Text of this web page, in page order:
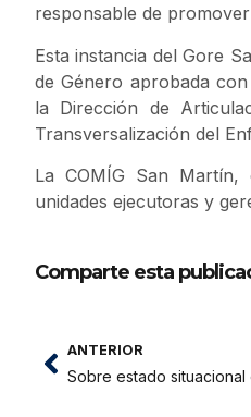
responsable de
Esta instancia del Gore
de Género aprobada
la Dirección de
Transversalización del
La COMÍG San Martín,
unidades ejecutoras y
Comparte esta
ANTERIOR